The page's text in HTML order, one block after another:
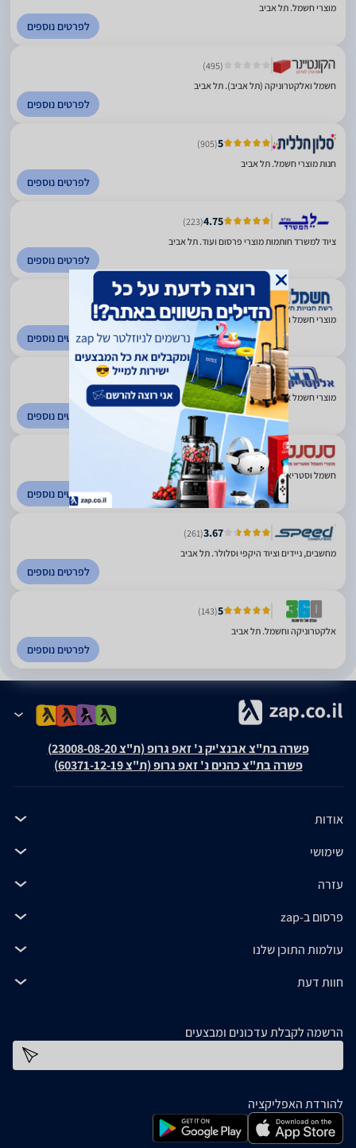
מוצרי חשמל. תל אביב
לפרטים נוספים
(495)
חשמל ואלקטרוניקה (תל אביב). תל אביב
לפרטים נוספים
5
(905)
חנות מוצרי חשמל. תל אביב
לפרטים נוספים
4.75
(223)
ציוד למשרד חותמות מוצרי פרסום ועוד. תל אביב
לפרטים נוספים
4.51
מוצרי חשמל ואלקטרוניקה. פריסה ארצית
לפרטים נוספים
4.5
(470)
מוצרי חשמל אלקטרוניקה ותקשורת. פריסה ארצית
לפרטים נוספים
5
חשמל וסטריאו משנת 1986. תל אביב
לפרטים נוספים
3.67
(261)
מחשבים, ניידים וציוד היקפי וסלולר. תל אביב
לפרטים נוספים
5
(143)
אלקטרוניקה וחשמל. תל אביב
לפרטים נוספים
פשרה בת"צ אבנצ'יק נ' זאפ גרופ (ת"צ 23008-08-20)
פשרה בת"צ כהנים נ' זאפ גרופ (ת"צ 60371-12-19)
אודות
שימושי
עזרה
פרסום ב-zap
עולמות התוכן שלנו
חוות דעת
הרשמה לקבלת עדכונים ומבצעים
להורדת האפליקציה